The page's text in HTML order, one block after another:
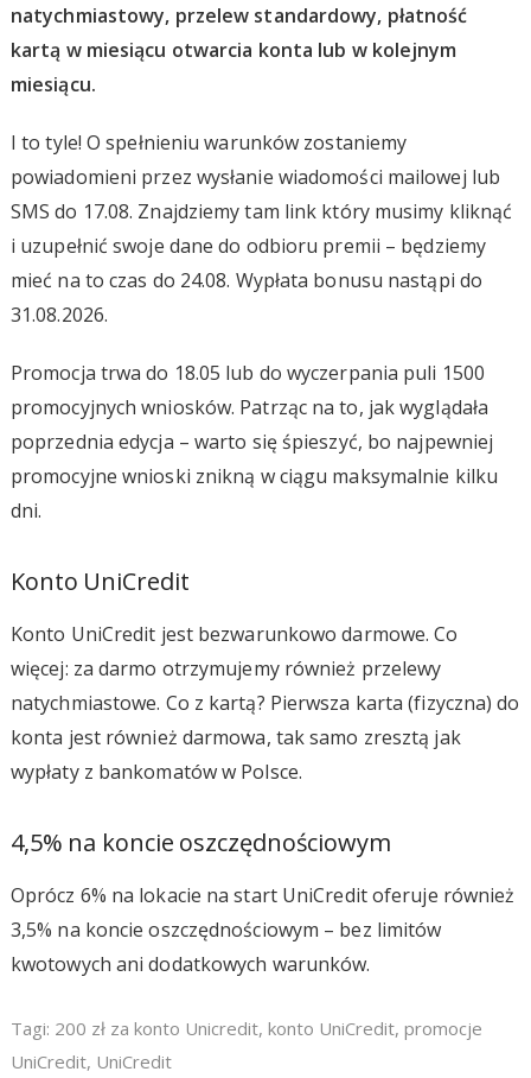
natychmiastowy, przelew standardowy, płatność
kartą w miesiącu otwarcia konta lub w kolejnym
miesiącu.
I to tyle! O spełnieniu warunków zostaniemy
powiadomieni przez wysłanie wiadomości mailowej lub
SMS do 17.08. Znajdziemy tam link który musimy kliknąć
i uzupełnić swoje dane do odbioru premii – będziemy
mieć na to czas do 24.08. Wypłata bonusu nastąpi do
31.08.2026.
Promocja trwa do 18.05 lub do wyczerpania puli 1500
promocyjnych wniosków. Patrząc na to, jak wyglądała
poprzednia edycja – warto się śpieszyć, bo najpewniej
promocyjne wnioski znikną w ciągu maksymalnie kilku
dni.
Konto UniCredit
Konto UniCredit jest bezwarunkowo darmowe. Co
więcej: za darmo otrzymujemy również przelewy
natychmiastowe. Co z kartą? Pierwsza karta (fizyczna) do
konta jest również darmowa, tak samo zresztą jak
wypłaty z bankomatów w Polsce.
4,5% na koncie oszczędnościowym
Oprócz 6% na lokacie na start UniCredit oferuje również
3,5% na koncie oszczędnościowym – bez limitów
kwotowych ani dodatkowych warunków.
Tagi: 200 zł za konto Unicredit, konto UniCredit, promocje
UniCredit, UniCredit